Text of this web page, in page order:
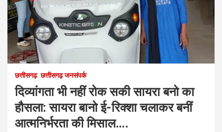
छत्तीसगढ़ छत्तीसगढ़ जनसंपर्क
दिव्यांगता भी नहीं रोक सकी सायरा बनो का
हौसला: सायरा बानो ई-रिक्शा चलाकर बनीं
आत्मनिर्भरता की मिसाल….